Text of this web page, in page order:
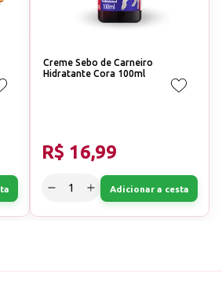
Creme Sebo de Carneiro
Hidratante Cora 100ml
R$ 16,99
Adicionar a cesta